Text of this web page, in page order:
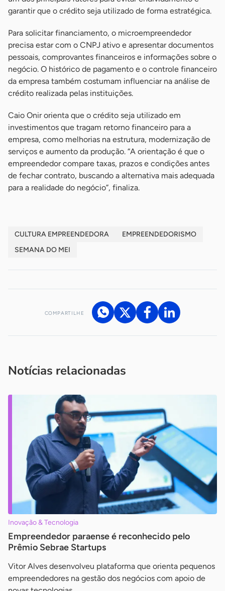
garantir que o crédito seja utilizado de forma estratégica.
Para solicitar financiamento, o microempreendedor
precisa estar com o CNPJ ativo e apresentar documentos
pessoais, comprovantes financeiros e informações sobre o
negócio. O histórico de pagamento e o controle financeiro
da empresa também costumam influenciar na análise de
crédito realizada pelas instituições.
Caio Onir orienta que o crédito seja utilizado em
investimentos que tragam retorno financeiro para a
empresa, como melhorias na estrutura, modernização de
serviços e aumento da produção. “A orientação é que o
empreendedor compare taxas, prazos e condições antes
de fechar contrato, buscando a alternativa mais adequada
para a realidade do negócio”, finaliza.
CULTURA EMPREENDEDORA
EMPREENDEDORISMO
SEMANA DO MEI
COMPARTILHE
Notícias relacionadas
Inovação & Tecnologia
Empreendedor paraense é reconhecido pelo
Prêmio Sebrae Startups
Vitor Alves desenvolveu plataforma que orienta pequenos
empreendedores na gestão dos negócios com apoio de